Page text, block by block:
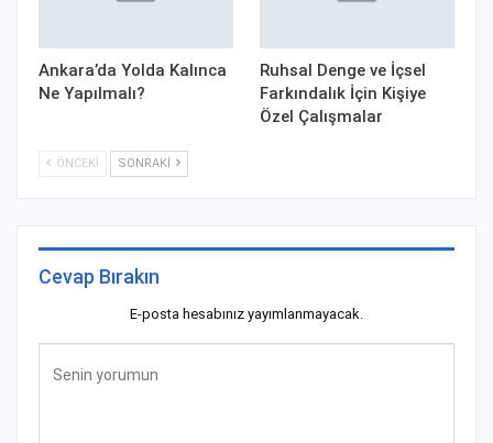
Ankara’da Yolda Kalınca
Ne Yapılmalı?
Ruhsal Denge ve İçsel
Farkındalık İçin Kişiye
Özel Çalışmalar
ÖNCEKI SONRAKI
Cevap Bırakın
E-posta hesabınız yayımlanmayacak.